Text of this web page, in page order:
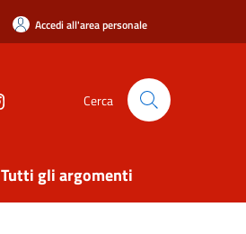
Accedi all'area personale
Cerca
Tutti gli argomenti